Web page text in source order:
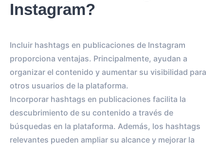
Instagram?
Incluir hashtags en publicaciones de Instagram
proporciona ventajas. Principalmente, ayudan a
organizar el contenido y aumentar su visibilidad para
otros usuarios de la plataforma.
Incorporar hashtags en publicaciones facilita la
descubrimiento de su contenido a través de
búsquedas en la plataforma. Además, los hashtags
relevantes pueden ampliar su alcance y mejorar la